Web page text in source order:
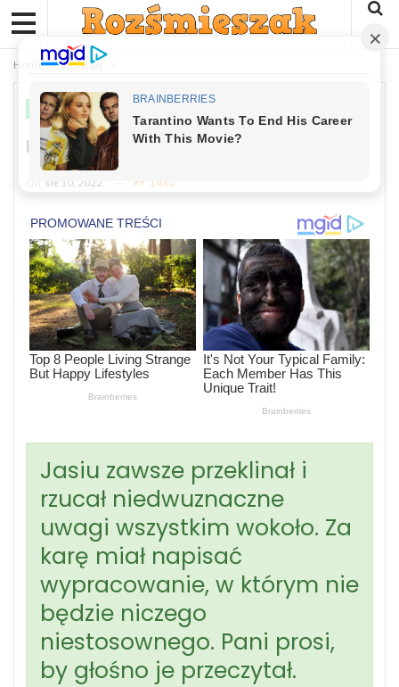
Home Dowcipy
DOWCIPY
Kawał: Jasiu W Szkole
sie 10, 2022 1 462
Jasiu zawsze przeklinał i
rzucał niedwuznaczne
uwagi wszystkim wokoło. Za
karę miał napisać
wypracowanie, w którym nie
będzie niczego
niestosownego. Pani prosi,
by głośno je przeczytał.